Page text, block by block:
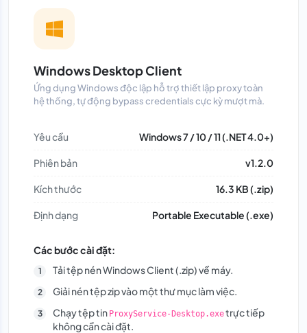
Windows Desktop Client
Ứng dụng Windows độc lập hỗ trợ thiết lập proxy toàn
hệ thống, tự động bypass credentials cực kỳ mượt mà.
Yêu cầu Windows 7 / 10 / 11 (.NET 4.0+)
Phiên bản v1.2.0
Kích thước 16.3 KB (.zip)
Định dạng Portable Executable (.exe)
Các bước cài đặt:
Tải tệp nén Windows Client (.zip) về máy.
Giải nén tệp zip vào một thư mục làm việc.
Chạy tệp tin ProxyService-Desktop.exetrực tiếp
không cần cài đặt.